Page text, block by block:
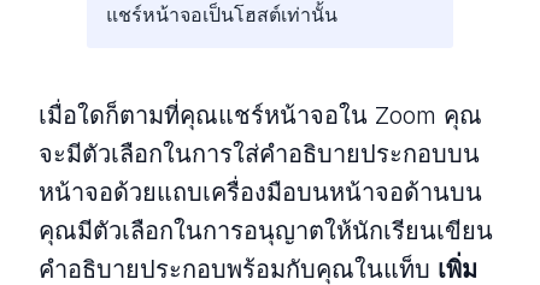
แชร์หน้าจอเป็นโฮสต์เท่านั้น
เมื่อใดก็ตามที่คุณแชร์หน้าจอใน Zoom คุณ
จะมีตัวเลือกในการใส่คำอธิบายประกอบบน
หน้าจอด้วยแถบเครื่องมือบนหน้าจอด้านบน
คุณมีตัวเลือกในการอนุญาตให้นักเรียนเขียน
คำอธิบายประกอบพร้อมกับคุณในแท็บ เพิ่ม